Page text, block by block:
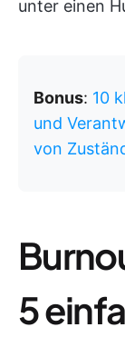
unter einen
Bonus: 10
und
von
5